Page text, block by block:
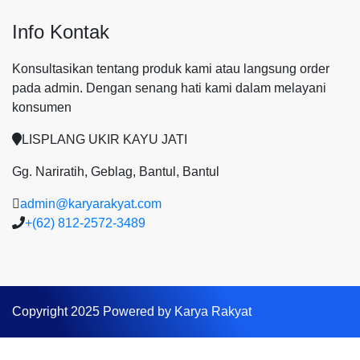
Info Kontak
Konsultasikan tentang produk kami atau langsung order
pada admin. Dengan senang hati kami dalam melayani
konsumen
LISPLANG UKIR KAYU JATI
Gg. Nariratih, Geblag, Bantul, Bantul
admin@karyarakyat.com
+(62) 812-2572-3489
Copyright 2025 Powered by Karya Rakyat